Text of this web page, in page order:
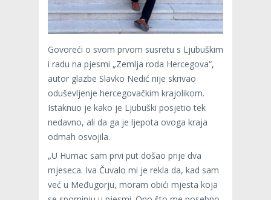
Govoreći o svom prvom susretu s Ljubuškim
i radu na pjesmi „Zemlja roda Hercegova“,
autor glazbe Slavko Nedić nije skrivao
oduševljenje hercegovačkim krajolikom.
Istaknuo je kako je Ljubuški posjetio tek
nedavno, ali da ga je ljepota ovoga kraja
odmah osvojila.
„U Humac sam prvi put došao prije dva
mjeseca. Iva Čuvalo mi je rekla da, kad sam
već u Međugorju, moram obići mjesta koja